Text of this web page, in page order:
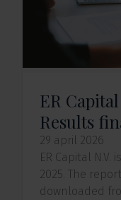
ER
Results
29 april 2026
ER Capital
2025. The
downloaded